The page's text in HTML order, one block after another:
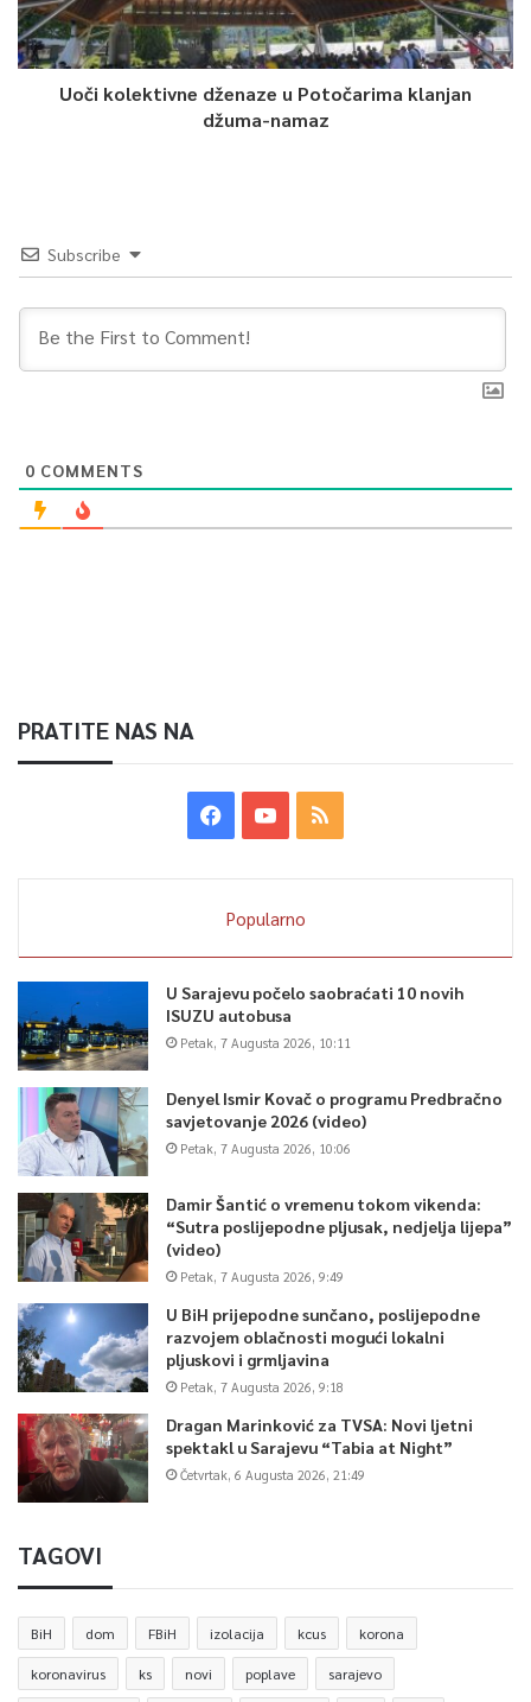
Uoči kolektivne dženaze u Potočarima klanjan
džuma-namaz
Subscribe
0 COMMENTS
PRATITE NAS NA
Popularno
U Sarajevu počelo saobraćati 10 novih
ISUZU autobusa
Petak, 7 Augusta 2026, 10:11
Denyel Ismir Kovač o programu Predbračno
savjetovanje 2026 (video)
Petak, 7 Augusta 2026, 10:06
Damir Šantić o vremenu tokom vikenda:
“Sutra poslijepodne pljusak, nedjelja lijepa”
(video)
Petak, 7 Augusta 2026, 9:49
U BiH prijepodne sunčano, poslijepodne
razvojem oblačnosti mogući lokalni
pljuskovi i grmljavina
Petak, 7 Augusta 2026, 9:18
Dragan Marinković za TVSA: Novi ljetni
spektakl u Sarajevu “Tabia at Night”
Četvrtak, 6 Augusta 2026, 21:49
TAGOVI
BiH dom FBiH izolacija kcus korona
koronavirus ks novi poplave sarajevo